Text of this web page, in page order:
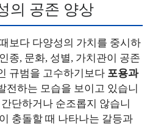
의 공존 양상
보다 다양성의 가치를 중시하
종, 문화, 성별, 가치관이 공존
규범을 고수하기보다 포용과
전하는 모습을 보이고 있습니
단하거나 순조롭지 않습니
충돌할 때 나타나는 갈등과